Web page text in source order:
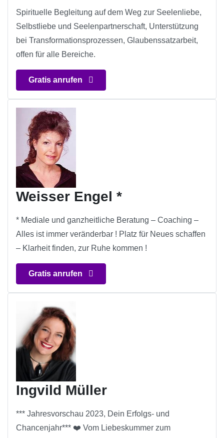
Spirituelle Begleitung auf dem Weg zur Seelenliebe,
Selbstliebe und Seelenpartnerschaft, Unterstützung
bei Transformationsprozessen, Glaubenssatzarbeit,
offen für alle Bereiche.
Gratis anrufen
Weisser Engel *
* Mediale und ganzheitliche Beratung – Coaching –
Alles ist immer veränderbar ! Platz für Neues schaffen
– Klarheit finden, zur Ruhe kommen !
Gratis anrufen
Ingvild Müller
*** Jahresvorschau 2023, Dein Erfolgs- und
Chancenjahr*** ❤️ Vom Liebeskummer zum